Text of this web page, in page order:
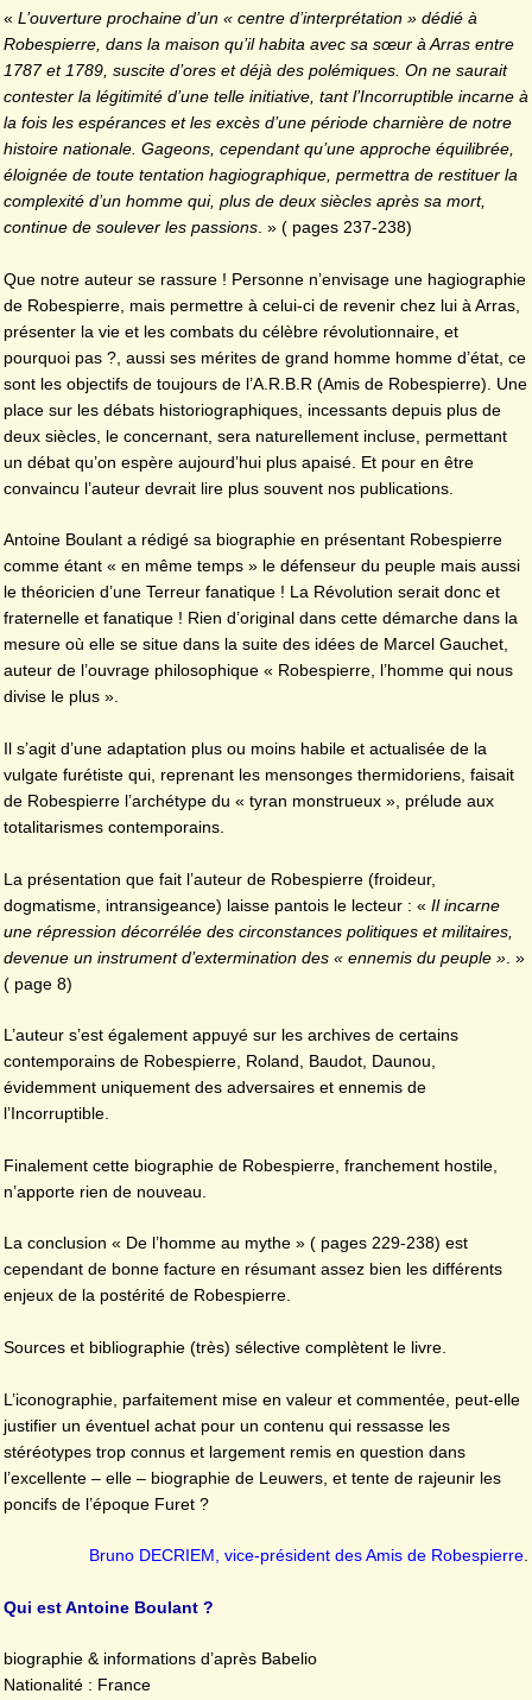
« L’ouverture prochaine d’un « centre d’interprétation » dédié à
Robespierre, dans la maison qu’il habita avec sa sœur à Arras entre
1787 et 1789, suscite d’ores et déjà des polémiques. On ne saurait
contester la légitimité d’une telle initiative, tant l’Incorruptible incarne à
la fois les espérances et les excès d’une période charnière de notre
histoire nationale. Gageons, cependant qu’une approche équilibrée,
éloignée de toute tentation hagiographique, permettra de restituer la
complexité d’un homme qui, plus de deux siècles après sa mort,
continue de soulever les passions. » ( pages 237-238)
Que notre auteur se rassure ! Personne n’envisage une hagiographie
de Robespierre, mais permettre à celui-ci de revenir chez lui à Arras,
présenter la vie et les combats du célèbre révolutionnaire, et
pourquoi pas ?, aussi ses mérites de grand homme homme d’état, ce
sont les objectifs de toujours de l’A.R.B.R (Amis de Robespierre). Une
place sur les débats historiographiques, incessants depuis plus de
deux siècles, le concernant, sera naturellement incluse, permettant
un débat qu’on espère aujourd’hui plus apaisé. Et pour en être
convaincu l’auteur devrait lire plus souvent nos publications.
Antoine Boulant a rédigé sa biographie en présentant Robespierre
comme étant « en même temps » le défenseur du peuple mais aussi
le théoricien d’une Terreur fanatique ! La Révolution serait donc et
fraternelle et fanatique ! Rien d’original dans cette démarche dans la
mesure où elle se situe dans la suite des idées de Marcel Gauchet,
auteur de l’ouvrage philosophique « Robespierre, l’homme qui nous
divise le plus ».
Il s’agit d’une adaptation plus ou moins habile et actualisée de la
vulgate furétiste qui, reprenant les mensonges thermidoriens, faisait
de Robespierre l’archétype du « tyran monstrueux », prélude aux
totalitarismes contemporains.
La présentation que fait l’auteur de Robespierre (froideur,
dogmatisme, intransigeance) laisse pantois le lecteur : « Il incarne
une répression décorrélée des circonstances politiques et militaires,
devenue un instrument d’extermination des « ennemis du peuple » . »
( page 8)
L’auteur s’est également appuyé sur les archives de certains
contemporains de Robespierre, Roland, Baudot, Daunou,
évidemment uniquement des adversaires et ennemis de
l’Incorruptible.
Finalement cette biographie de Robespierre, franchement hostile,
n’apporte rien de nouveau.
La conclusion « De l’homme au mythe » ( pages 229-238) est
cependant de bonne facture en résumant assez bien les différents
enjeux de la postérité de Robespierre.
Sources et bibliographie (très) sélective complètent le livre.
L’iconographie, parfaitement mise en valeur et commentée, peut-elle
justifier un éventuel achat pour un contenu qui ressasse les
stéréotypes trop connus et largement remis en question dans
l’excellente – elle – biographie de Leuwers, et tente de rajeunir les
poncifs de l’époque Furet ?
Bruno DECRIEM, vice-président des Amis de Robespierre
Qui est Antoine Boulant ?
biographie & informations d’après Babelio
Nationalité : France